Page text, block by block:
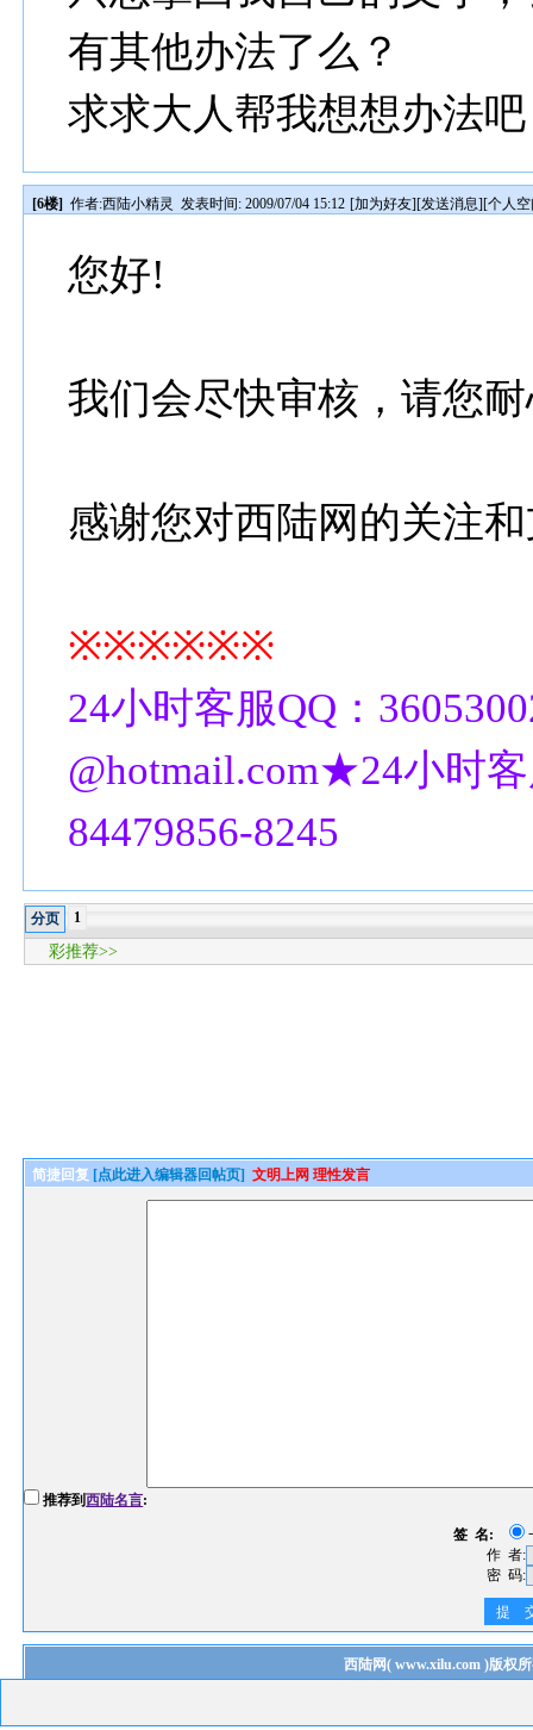
有其他办法了么？
求求大人帮我想想办法
[6楼] 作者:西陆小精灵 发表时间: 2009/07/04 15:12 [加为好友][发送消息][个人
您好!
我们会尽快审核，请您
感谢您对西陆网的关注
※※※※※※
24小时客服QQ：
@hotmail.com★24小时
84479856-8245
分页 1
彩推荐>>
简捷回复 [点此进入编辑器回帖页] 文明上网 理性发言
推荐到西陆名言:
签 名:
作 者:
密 码:
提
西陆网( www.xilu.com)版权